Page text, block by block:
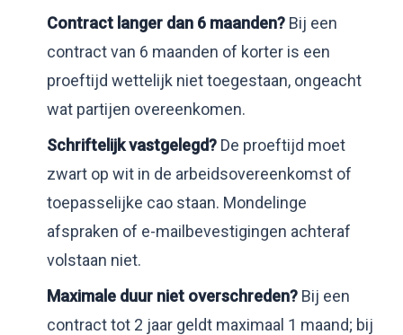
Contract langer dan 6 maanden? Bij een
contract van 6 maanden of korter is een
proeftijd wettelijk niet toegestaan, ongeacht
wat partijen overeenkomen.
Schriftelijk vastgelegd? De proeftijd moet
zwart op wit in de arbeidsovereenkomst of
toepasselijke cao staan. Mondelinge
afspraken of e-mailbevestigingen achteraf
volstaan niet.
Maximale duur niet overschreden? Bij een
contract tot 2 jaar geldt maximaal 1 maand; bij